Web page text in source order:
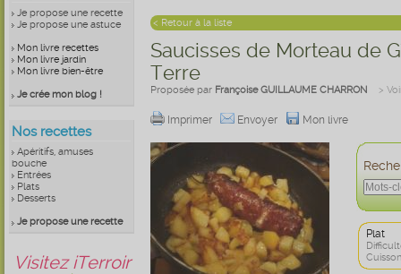
Je propose une recette
Je propose une astuce
Mon livre recettes
Mon livre jardin
Mon livre bien-être
Je crée mon blog !
Nos recettes
Apéritifs, amuses
bouche
Entrées
Plats
Desserts
Je propose une recette
Visitez iTerroir
< Retour à la liste
Saucisses de Morteau de
Terre
Proposée par Françoise GUILLAUME CHARRON >
Imprimer Envoyer Mon livre
Plat